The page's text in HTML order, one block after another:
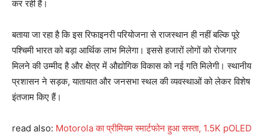
कर रही हैं।
बताया जा रहा है कि इस रिफाइनरी परियोजना से राजस्थान ही नहीं बल्कि पूरे
पश्चिमी भारत को बड़ा आर्थिक लाभ मिलेगा। इससे हजारों लोगों को रोजगार
मिलने की उम्मीद है और क्षेत्र में औद्योगिक विकास को नई गति मिलेगी। स्थानीय
प्रशासन ने सड़क, यातायात और जनसभा स्थल की व्यवस्थाओं को लेकर विशेष
इंतजाम किए हैं।
read also: Motorola का प्रीमियम स्मार्टफोन हुआ सस्ता, 1.5K pOLED